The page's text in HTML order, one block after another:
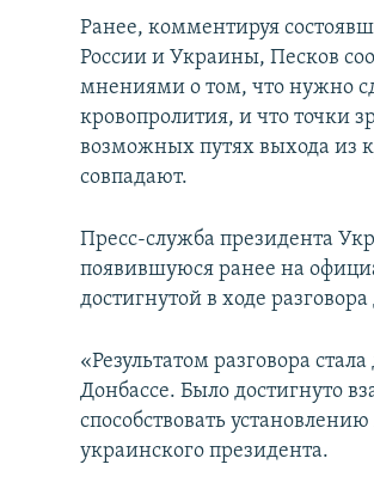
Ранее, комментируя
России и Украины, Песков
мнениями о том, что нужно
кровопролития, и что точки
возможных путях выхода из
совпадают.
Пресс-служба президента
появившуюся ранее на
достигнутой в ходе
«Результатом разговора
Донбассе. Было достигнуто
способствовать
украинского президента.